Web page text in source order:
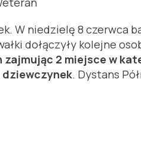
W niedzielę 8 czerwca
dołączyły kolejne
zajmując 2 miejsce w
dziewczynek. Dystans